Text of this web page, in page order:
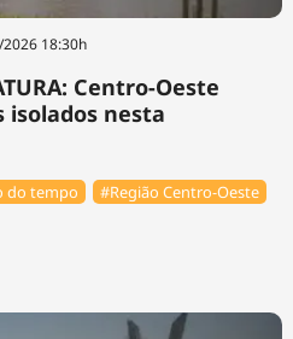
18:30h
Centro-Oeste
nesta
do tempo
#Região Centro-Oeste